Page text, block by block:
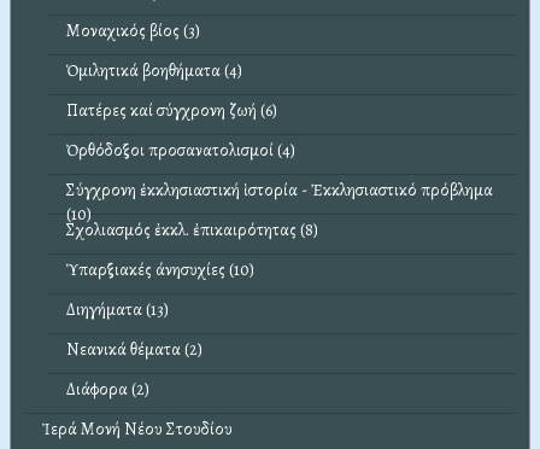
Μοναχικός βίος (3)
Ὁμιλητικά βοηθήματα (4)
Πατέρες καί σύγχρονη ζωή (6)
Ὀρθόδοξοι προσανατολισμοί (4)
Σύγχρονη ἐκκλησιαστική ἱστορία - Ἐκκλησιαστικό πρόβλημα
(10)
Σχολιασμός ἐκκλ. ἐπικαιρότητας (8)
Ὑπαρξιακές άνησυχίες (10)
Διηγήματα (13)
Νεανικά θέματα (2)
Διάφορα (2)
Ἱερά Μονή Νέου Στουδίου